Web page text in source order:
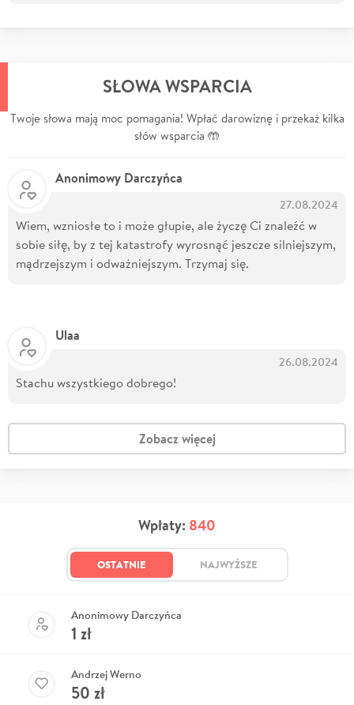
SŁOWA WSPARCIA
Twoje słowa mają moc pomagania! Wpłać darowiznę i przekaż kilka
słów wsparcia 🤲
Anonimowy Darczyńca
27.08.2024
Wiem, wzniosłe to i może głupie, ale życzę Ci znaleźć w
sobie siłę, by z tej katastrofy wyrosnąć jeszcze silniejszym,
mądrzejszym i odważniejszym. Trzymaj się.
Ulaa
26.08.2024
Stachu wszystkiego dobrego!
Zobacz więcej
Wpłaty: 840
OSTATNIE NAJWYŻSZE
Anonimowy Darczyńca
1 zł
Andrzej Werno
50 zł